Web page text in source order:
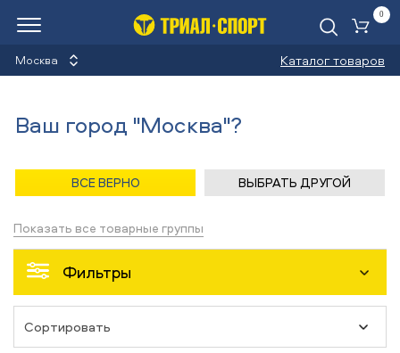
Москва Каталог товаров
0
Запчасти
Показать все товарные группы
Фильтры
Ваш город "Москва"?
ВСЕ ВЕРНО ВЫБРАТЬ ДРУГОЙ